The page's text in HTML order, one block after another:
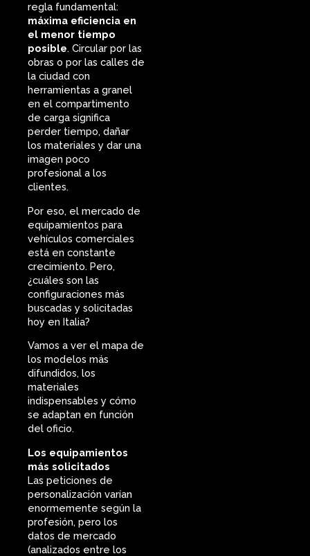
regla fundamental:
máxima eficiencia en
el menor tiempo
posible. Circular por las
obras o por las calles de
la ciudad con
herramientas a granel
en el compartimento
de carga significa
perder tiempo, dañar
los materiales y dar una
imagen poco
profesional a los
clientes.
Por eso, el mercado de
equipamientos para
vehículos comerciales
está en constante
crecimiento. Pero,
¿cuáles son las
configuraciones más
buscadas y solicitadas
hoy en Italia?
Vamos a ver el mapa de
los modelos más
difundidos, los
materiales
indispensables y cómo
se adaptan en función
del oficio.
Los equipamientos
más solicitados
Las peticiones de
personalización varían
enormemente según la
profesión, pero los
datos de mercado
(analizados entre los